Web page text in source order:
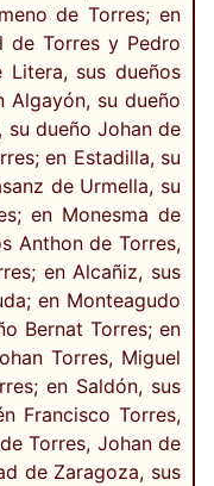
de Torres; en
de Torres y Pedro
Litera, sus dueños
Algayón, su dueño
su dueño Johan de
en Estadilla, su
de Urmella, su
en Monesma de
Anthon de Torres,
en Alcañiz, sus
en Monteagudo
Bernat Torres; en
Torres, Miguel
en Saldón, sus
Francisco Torres,
Torres, Johan de
de Zaragoza, sus